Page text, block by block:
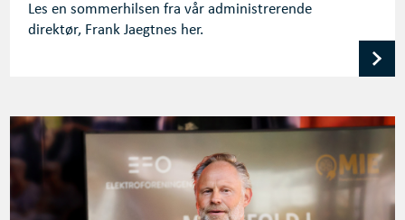
Les en sommerhilsen fra vår administrerende
direktør, Frank Jaegtnes her.